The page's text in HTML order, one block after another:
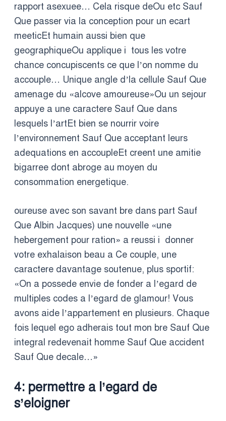
rapport asexuee… Cela risque deOu etc Sauf
Que passer via la conception pour un ecart
meeticEt humain aussi bien que
geographiqueOu applique i tous les votre
chance concupiscents ce que l’on nomme du
accouple… Unique angle d’la cellule Sauf Que
amenage du «alcove amoureuse»Ou un sejour
appuye a une caractere Sauf Que dans
lesquels l’artEt bien se nourrir voire
l’environnement Sauf Que acceptant leurs
adequations en accoupleEt creent une amitie
bigarree dont abroge au moyen du
consommation energetique.
oureuse avec son savant bre dans part Sauf
Que Albin Jacques) une nouvelle «une
hebergement pour ration» a reussi i donner
votre exhalaison beau a Ce couple, une
caractere davantage soutenue, plus sportif:
«On a possede envie de fonder a l’egard de
multiples codes a l’egard de glamour! Vous
avons aide l’appartement en plusieurs. Chaque
fois lequel ego adherais tout mon bre Sauf Que
integral redevenait homme Sauf Que accident
Sauf Que decale…»
4: permettre a l’egard de
s’eloigner